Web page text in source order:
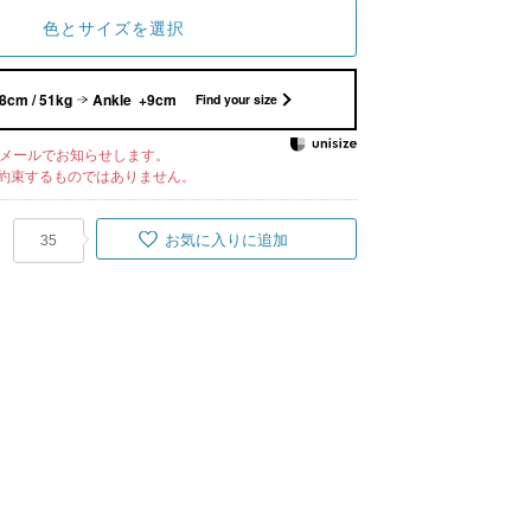
色とサイズを選択
/ 51kg Ankle +9cm Find your size
ールでお知らせします。
するものではありません。
35 お気に入りに追加